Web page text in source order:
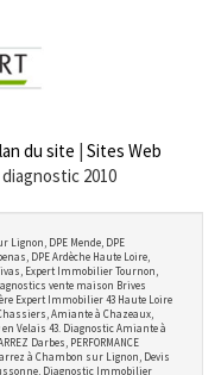
du site | Sites Web
2010
DPE Mende, DPE
DPE Ardèche Haute Loire,
Expert Immobilier Tournon,
vente maison Brives
Expert Immobilier 43 Haute Loire
Amiante à Chazeaux,
Velais 43. Diagnostic Amiante à
Darbes, PERFORMANCE
à Chambon sur Lignon, Devis
Diagnostic Immobilier